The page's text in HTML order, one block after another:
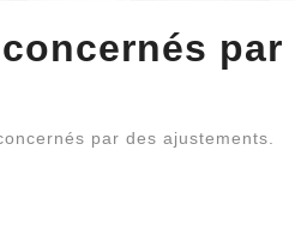
par
par des ajustements.